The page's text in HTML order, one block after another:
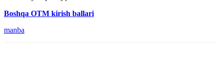
Boshqa OTM kirish ballari
manba